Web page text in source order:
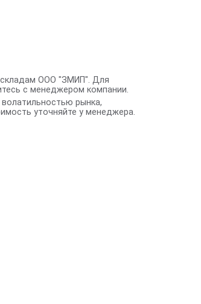
складам ООО "ЗМИП". Для
с менеджером компании.
волатильностью рынка,
уточняйте у менеджера.